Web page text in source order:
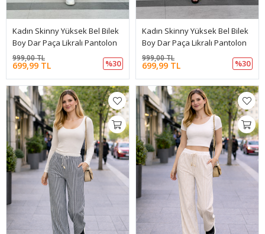
Kadın Skinny Yüksek Bel Bilek
Boy Dar Paça Likralı Pantolon
699,99 TL
999,00 TL
%30
Kadın Skinny Yüksek Bel Bilek
Boy Dar Paça Likralı Pantolon
699,99 TL
999,00 TL
%30